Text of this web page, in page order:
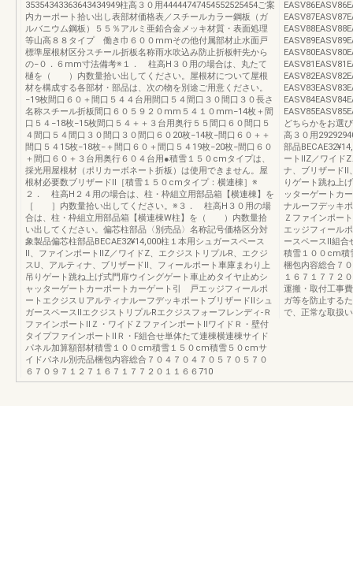
35354343363643434949柱高３０用44444747454552525454ご案
内カーポート拾い出し表部材価格表／スチールカラー鋼板（ガ
ルバニウム鋼板）５５％アルミ亜鉛合金メッキ材質・表面処理
等山高８８タイプ 働き巾６００mmその他付属部材止水面戸
標準屋根材区分スチール折板名称雨水吹込み防止折板軒先から
の−０．６mm寸法備考※１． 柱高H３０用の場合は、丸たて
樋を（ ）内数量拾い出してください。屋根材について屋根
材を構成する各部材・部品は、次の物を別途ご用意ください。
−19枚間口６０＋間口５４４台用間口５４間口３０間口３０長さ
名称スチール折板間口６０５９２０mm５４１０mm−14枚＋間
口５４−18枚−15枚間口５４＋＋３台用奥行５５間口６０間口５
４間口５４間口３０間口３０間口６０20枚−14枚−間口６０＋＋
間口５４15枚−18枚−＋間口６０＋間口５４19枚−20枚−間口６０
＋間口６０＋３台用奥行６０４台用●積雪１５０cmタイプは、
採光用屋根材（ポリカーボネート折板）は使用できません。屋
根材必要数ブリザードⅡ［積雪１５０cmタイプ：横連棟］※
２． 柱高H２４用の場合は、柱・枠組立用部品箱【横連棟】を
［ ］内数量拾い出してください。※３． 柱高H３０用の場
合は、柱・枠組立用部品箱【横連棟W柱】を（ ）内数量拾
い出してください。偏芯柱部品〈別売品〉名称記号価格区分対
象製品偏芯柱部品BECAE32¥14,000柱１本用シュガースペース
Ⅱ、ファインポートⅡZ／ワイドZ、エクジストリプルR、エクジ
スU、アルティナ、ブリザードⅡ、フィールポート車庫まわり上
吊りゲート跳ね上げ式門扉ウイングゲート車止めタイヤ止めシ
ャッターゲートカーポートカーゲート引 戸エッジフィールポ
ートエクジスＵアルティナルーフデッキポートブリザードⅡシュ
ガースペースⅡエクジストリプルRエクジスフォーフレンディ-Ｒ
ファインポートⅡＺ・ワイドＺファインポートⅡワイドＲ・壁付
タイプファインポートⅡＲ・F組合せ単体たて連棟横連棟サイド
パネル加算額部材積雪１００cm積雪１５０cm積雪５０cmサ
イドパネル別売品梱包内容総合７０４７０４７０５７０５７０
６７０９７１２７１６７１７７２０１１６６710
どちらかをお選
高３０用
部品
ートⅡZ／ワイド
ナ、ブリザードⅡ
りゲート跳ね上
ッターゲートカ
ナルーフデッキ
Ｚファインポー
エッジフィール
ースペースⅡ組合
積雪１００cm積
梱包内容総合７
１６７１７７２
運搬・取付工事
ガ等を防止する
で、正常な取扱